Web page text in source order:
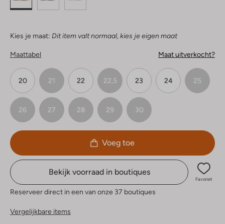
Kies je maat: Dit item valt normaal, kies je eigen maat
Maattabel Maat uitverkocht?
20 21 22 22,5 23 24 25
26 27 28 29 30
Voeg toe
Bekijk voorraad in boutiques
Favoriet
Reserveer direct in een van onze 37 boutiques
Vergelijkbare items